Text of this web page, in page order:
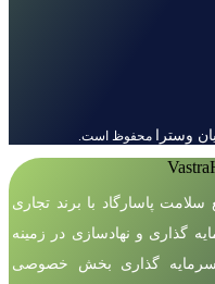
وسترا محفوظ است.
پاسارگاد با برند تجاری
1402 با هدف سرمایه گذاری و نهادسازی در زمینه
سرمایه گذاری بخش خصوصی